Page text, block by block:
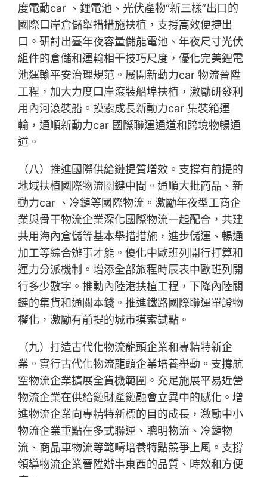
度電動car 、鋰電池、光伏產物“新三樣”出口的
國際口岸倉儲舉措措施扶植，支撐高效便捷出
口。研討出臺年夜容量儲能電池、年夜尺寸光伏
組件的倉儲和運輸相干技巧尺度，優化完美鋰電
池運輸平安治理規范。展開新動力car 物流晉陞
工程，加大力度口岸滾裝船埠扶植，激勵研發利
用內河滾裝船。摸索成長新動力car 集裝箱運
輸，通順新動力car 國際聯運通道和跨境物暢通
道。
（八）推進國際供給鏈提質增效。支撐有前提的
地域扶植國際物流關鍵中間。通順大批商品、新
動力car 、冷鏈等國際物流。激勵年夜型工商企
業與骨干物流企業深化國際物流一起配合，共建
共用海內倉儲等基本舉措措施，進步儲運、暢通
加工等綜合辦事才能。優化中歐班列開行打算和
運力分派機制。增添全部旅程時辰表中歐班列開
行多少數字。推動內陸港扶植工程，下降內陸關
鍵的集貨和通關本錢。推進鐵路國際聯運單證物
權化，激勵有前提的城市摸索試點。
（九）打造古代化物流龍頭企業和專精特新企
業。實行古代化物流龍頭企業培養舉動。支撐航
空物流企業擴展全貨機範圍。充足施展平易近營
物流企業在供給鏈財產鏈融會立異中的感化。增
進物流企業向專精特新標的目的成長，激勵中小
物流企業重點在多式聯運、聰明物流、冷鏈物
流、商品車物流等範疇培養特點競爭上風。支撐
領導物流企業晉陞辦事東西的品質、時效和方便